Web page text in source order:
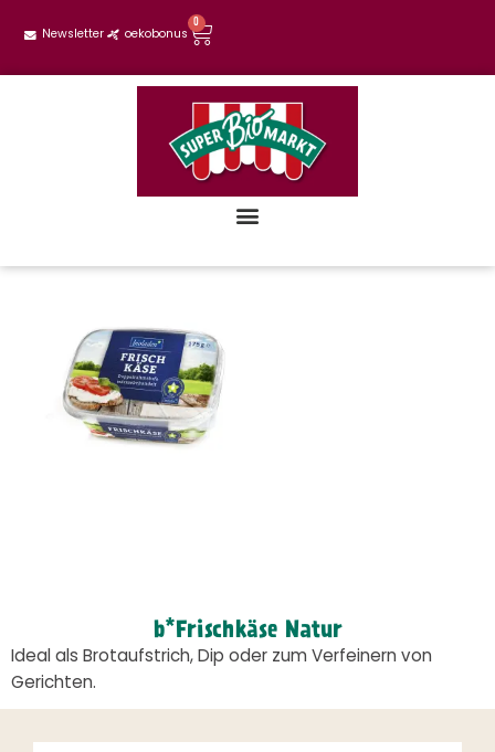
Newsletter oekobonus
0
b*Frischkäse Natur
Ideal als Brotaufstrich, Dip oder zum Verfeinern von
Gerichten.